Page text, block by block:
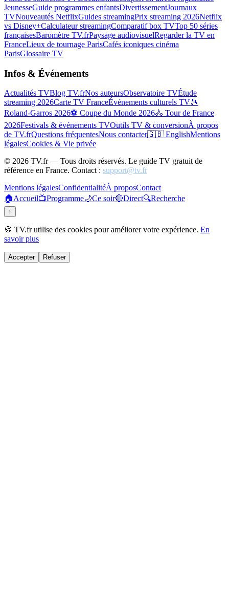
JeunesseGuide programmes enfantsDivertissementJournaux
TVNouveautés NetflixGuides streamingPrix streaming 2026Netflix
vs Disney+Calculateur streamingComparatif box TVTop 50 séries
françaisesBaromètre TV.frPaysage audiovisuelRegarder la TV en
FranceLieux de tournage ParisCafés iconiques cinéma
ParisGlossaire TV
Infos & Événements
Actualités TVBlog TV.frNos auteursObservatoire TVÉtude
streaming 2026Carte TV FranceÉvénements culturels TV🎾
Roland-Garros 2026⚽ Coupe du Monde 2026🚴 Tour de France
2026Festivals & événements TVOutils TV & conversionÀ propos
de TV.frQuestions fréquentesNous contacter🇬🇧 EnglishMentions
légalesCookies & Vie privée
© 2026 TV.fr — Tous droits réservés. Le guide TV gratuit de
référence en France. Contact : support@tv.fr
Mentions légalesConfidentialitéÀ proposContact
🏠Accueil📺Programme🌙Ce soir🔴Direct🔍Recherche
↑
🍪 TV.fr utilise des cookies pour améliorer votre expérience. En
savoir plus
Accepter Refuser